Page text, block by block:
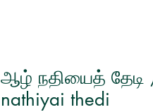
ஆழ் நதியைத் தேடி
nathiyai thedi